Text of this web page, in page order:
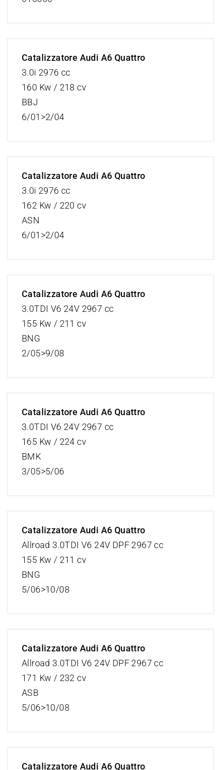
Catalizzatore Audi A6 Quattro
3.0i 2976 cc
160 Kw / 218 cv
BBJ
6/01>2/04
Catalizzatore Audi A6 Quattro
3.0i 2976 cc
162 Kw / 220 cv
ASN
6/01>2/04
Catalizzatore Audi A6 Quattro
3.0TDI V6 24V 2967 cc
155 Kw / 211 cv
BNG
2/05>9/08
Catalizzatore Audi A6 Quattro
3.0TDI V6 24V 2967 cc
165 Kw / 224 cv
BMK
3/05>5/06
Catalizzatore Audi A6 Quattro
Allroad 3.0TDI V6 24V DPF 2967 cc
155 Kw / 211 cv
BNG
5/06>10/08
Catalizzatore Audi A6 Quattro
Allroad 3.0TDI V6 24V DPF 2967 cc
171 Kw / 232 cv
ASB
5/06>10/08
Catalizzatore Audi A6 Quattro